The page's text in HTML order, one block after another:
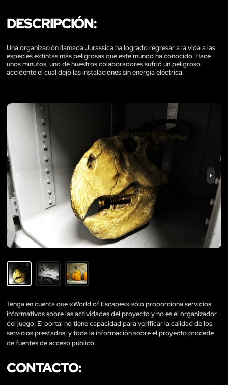
DESCRIPCIÓN:
Una organización llamada Jurassica ha logrado regresar a la vida a las
especies extintas más peligrosas que este mundo ha conocido. Hace
unos minutos, uno de nuestros colaboradores sufrió un peligroso
accidente el cual dejó las instalaciones sin energía eléctrica.
Tenga en cuenta que «World of Escapes» sólo proporciona servicios
informativos sobre las actividades del proyecto y no es el organizador
del juego. El portal no tiene capacidad para verificar la calidad de los
servicios prestados, y toda la información sobre el proyecto procede
de fuentes de acceso público.
CONTACTO: